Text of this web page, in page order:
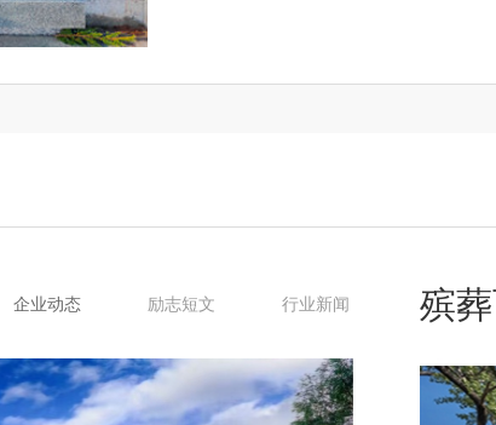
企业动态 励志短文 行业新闻 殡